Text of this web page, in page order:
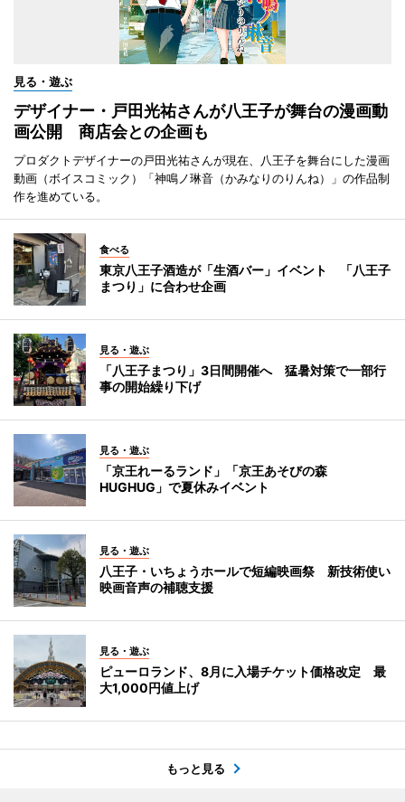
見る・遊ぶ
デザイナー・戸田光祐さんが八王子が舞台の漫画動
画公開 商店会との企画も
プロダクトデザイナーの戸田光祐さんが現在、八王子を舞台にした漫画
動画（ボイスコミック）「神鳴ノ琳音（かみなりのりんね）」の作品制
作を進めている。
食べる
東京八王子酒造が「生酒バー」イベント 「八王子
まつり」に合わせ企画
見る・遊ぶ
「八王子まつり」3日間開催へ 猛暑対策で一部行
事の開始繰り下げ
見る・遊ぶ
「京王れーるランド」「京王あそびの森
HUGHUG」で夏休みイベント
見る・遊ぶ
八王子・いちょうホールで短編映画祭 新技術使い
映画音声の補聴支援
見る・遊ぶ
ピューロランド、8月に入場チケット価格改定 最
大1,000円値上げ
もっと見る